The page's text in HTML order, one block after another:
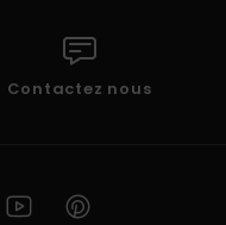
Contactez nous